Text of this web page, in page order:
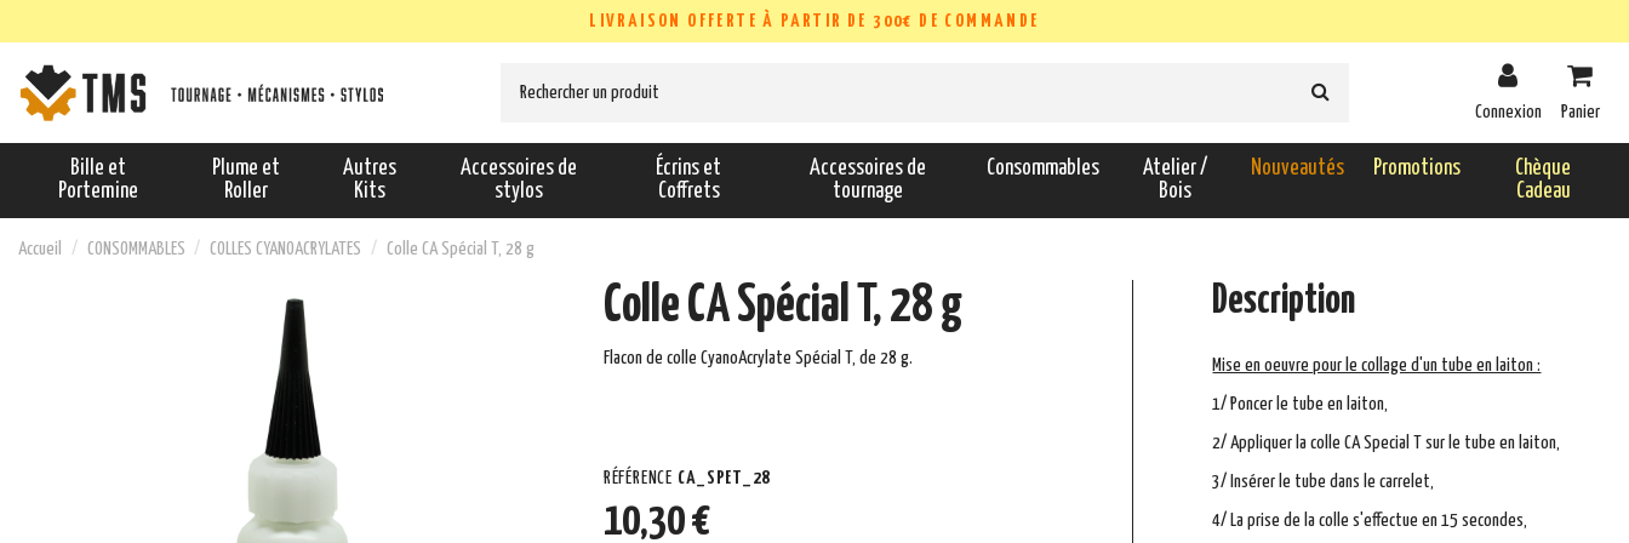
LIVRAISON OFFERTE À PARTIR DE 300€ DE COMMANDE
Connexion Panier
Bille et
Portemine
Plume et
Roller
Autres
Kits
Accessoires de
stylos
Écrins et
Coffrets
Accessoires de
tournage
Consommables
Atelier /
Bois
Nouveautés Promotions
Chèque
Cadeau
Accueil CONSOMMABLES COLLES CYANOACRYLATES Colle CA Spécial T, 28 g
Colle CA Spécial T, 28 g
Flacon de colle CyanoAcrylate Spécial T, de 28 g.
RÉFÉRENCE CA_SPET_28
10,30 €
Description
Mise en oeuvre pour le collage d'un tube en laiton :
1/ Poncer le tube en laiton,
2/ Appliquer la colle CA Special T sur le tube en laiton,
3/ Insérer le tube dans le carrelet,
4/ La prise de la colle s'effectue en 15 secondes,